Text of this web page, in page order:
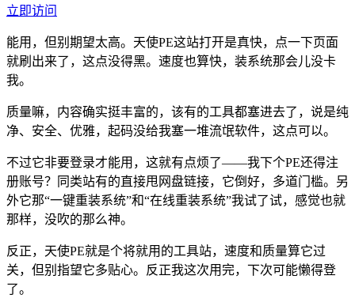
立即访问
能用，但别期望太高。天使PE这站打开是真快，点一下页面
就刷出来了，这点没得黑。速度也算快，装系统那会儿没卡
我。
质量嘛，内容确实挺丰富的，该有的工具都塞进去了，说是纯
净、安全、优雅，起码没给我塞一堆流氓软件，这点可以。
不过它非要登录才能用，这就有点烦了——我下个PE还得注
册账号？同类站有的直接甩网盘链接，它倒好，多道门槛。另
外它那“一键重装系统”和“在线重装系统”我试了试，感觉也就
那样，没吹的那么神。
反正，天使PE就是个将就用的工具站，速度和质量算它过
关，但别指望它多贴心。反正我这次用完，下次可能懒得登
了。